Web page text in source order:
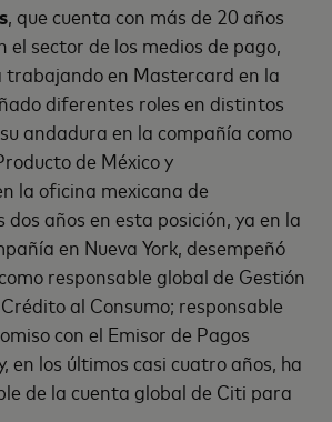
, que cuenta con más de 20 años
el sector de los medios de pago,
trabajando en Mastercard en la
diferentes roles en distintos
andadura en la compañía como
de México y
la oficina mexicana de
años en esta posición, ya en la
en Nueva York, desempeñó
responsable global de Gestión
al Consumo; responsable
con el Emisor de Pagos
en los últimos casi cuatro años, ha
de la cuenta global de Citi para